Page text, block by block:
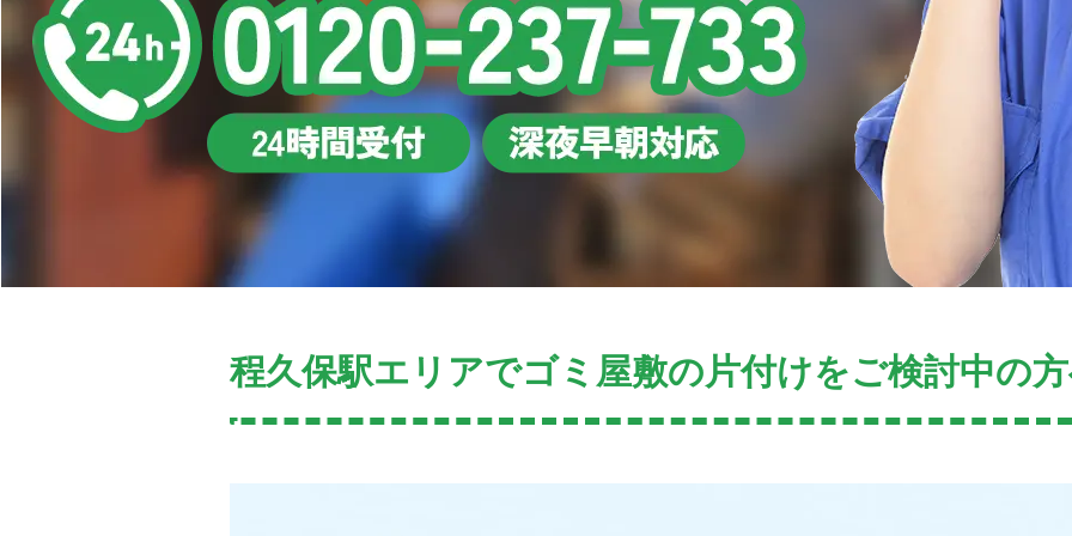
程久保駅エリアでゴミ屋敷の片付けをご検討中の